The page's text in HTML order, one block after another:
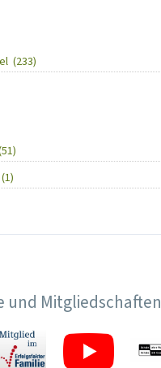
(233)
(1)
und Mitgliedschaften